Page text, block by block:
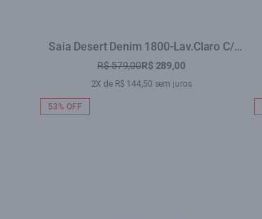
Saia Desert Denim 1800-Lav.Claro C/
Rede+pu
R$ 579,00R$ 289,00
2X de R$ 144,50 sem juros
53% OFF